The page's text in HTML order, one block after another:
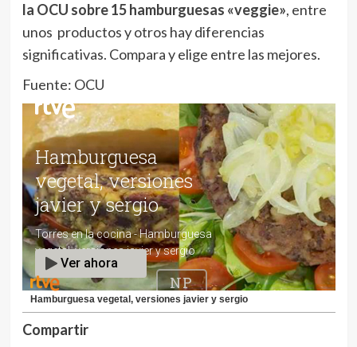
la OCU sobre 15 hamburguesas «veggie», entre
unos productos y otros hay diferencias
significativas. Compara y elige entre las mejores.
Fuente: OCU
Hamburguesa vegetal, versiones javier y sergio
Compartir